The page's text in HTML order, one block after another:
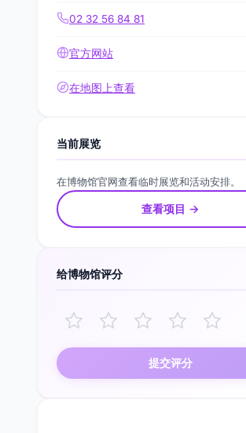
02 32 56 84 81
官方网站
在地图上查看
当前展览
在博物馆官网查看临时展览和活动安排。
查看项目 →
给博物馆评分
提交评分